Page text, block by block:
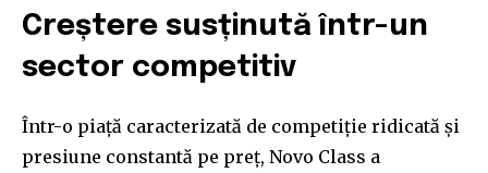
Creștere susținută într-un
sector competitiv
Într-o piață caracterizată de competiție ridicată și
presiune constantă pe preț, Novo Class a